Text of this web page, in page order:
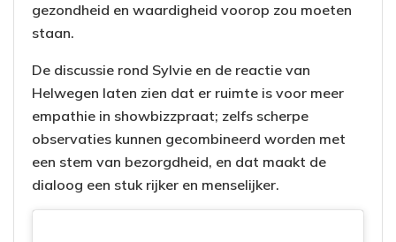
gezondheid en waardigheid voorop zou moeten
staan.
De discussie rond Sylvie en de reactie van
Helwegen laten zien dat er ruimte is voor meer
empathie in showbizzpraat; zelfs scherpe
observaties kunnen gecombineerd worden met
een stem van bezorgdheid, en dat maakt de
dialoog een stuk rijker en menselijker.